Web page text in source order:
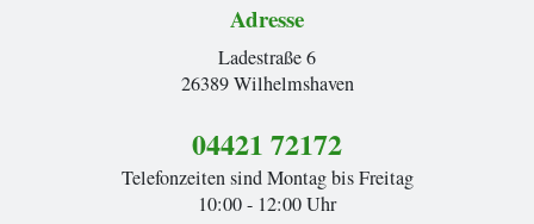
Adresse
Ladestraße 6
26389 Wilhelmshaven
04421 72172
Telefonzeiten sind Montag bis Freitag
10:00 - 12:00 Uhr